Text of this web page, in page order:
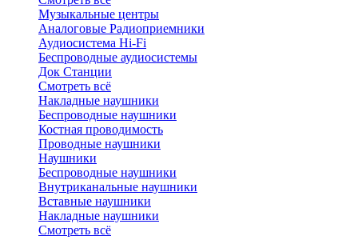
Музыкальные центры
Аналоговые Радиоприемники
Аудиосистема Hi-Fi
Беспроводные аудиосистемы
Док Станции
Смотреть всё
Накладные наушники
Беспроводные наушники
Костная проводимость
Проводные наушники
Наушники
Беспроводные наушники
Внутриканальные наушники
Вставные наушники
Накладные наушники
Смотреть всё